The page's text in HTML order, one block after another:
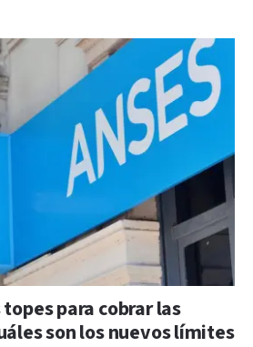
topes para cobrar las
son los nuevos límites